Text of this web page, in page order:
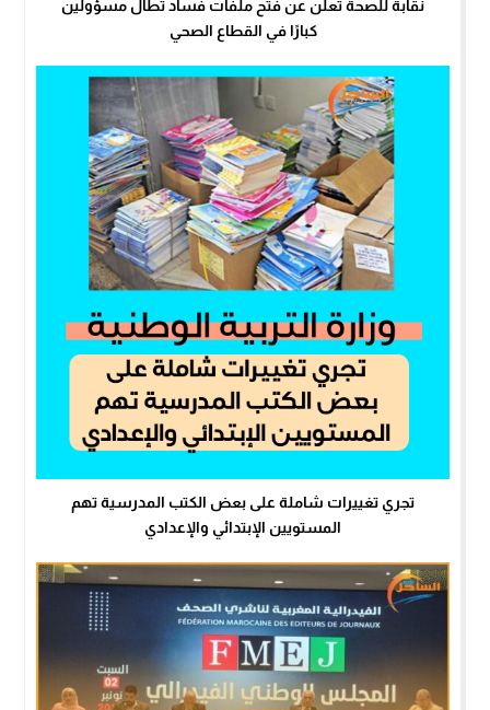
نقابة للصحة تعلن عن فتح ملفات فساد تطال مسؤولين
كبارًا في القطاع الصحي
تجري تغييرات شاملة على بعض الكتب المدرسية تهم
المستويين الإبتدائي والإعدادي